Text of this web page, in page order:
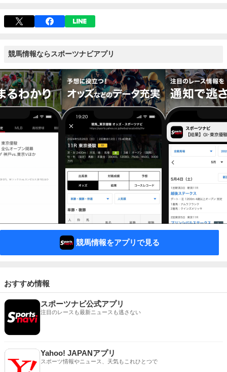
競馬情報ならスポーツナビアプリ
競馬情報をアプリで見る
おすすめ情報
スポーツナビ公式アプリ
注目のレースも最新ニュースも逃さない
Yahoo! JAPANアプリ
スポーツ情報やニュース、天気もこれひとつで